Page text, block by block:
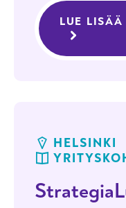
Itsensä
JATKUVA HAKU
LUE LISÄÄ
HELSINKI